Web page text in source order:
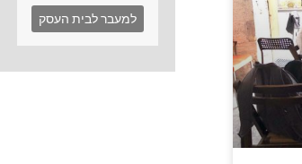
למעבר לבית העסק